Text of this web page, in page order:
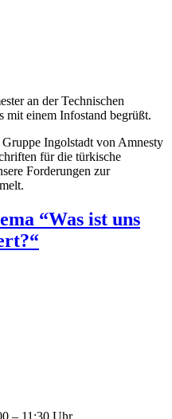
an der Technischen
mit einem Infostand begrüßt.
Ingolstadt von Amnesty
für die türkische
Forderungen zur
“Was ist uns
– 11:30 Uhr